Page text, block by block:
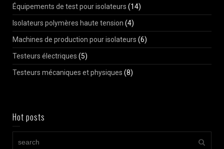
Équipements de test pour isolateurs (14)
Isolateurs polymères haute tension (4)
Machines de production pour isolateurs (6)
Testeurs électriques (5)
Testeurs mécaniques et physiques (8)
Hot posts